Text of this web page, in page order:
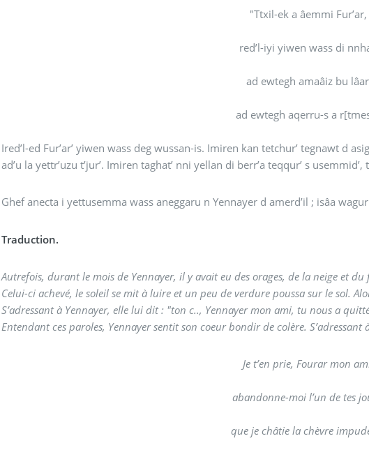
"Ttxil-ek a âemmi Fur’ar,
red’l-iyi yiwen wass di
ad ewtegh amaâiz bu
ad ewtegh aqerru-s a
Ired’l-ed Fur’ar’ yiwen wass deg wussan-is. Imiren kan tetchur’ tegnawt d
ad’u la yettr’uzu t’jur’. Imiren taghat’ nni yellan di berr’a teqqur’ s
Ghef anecta i yettusemma wass aneggaru n Yennayer d amerd’il ; isâa
Traduction.
Autrefois, durant le mois de Yennayer, il y avait eu des orages, de la neige et
Celui-ci achevé, le soleil se mit à luire et un peu de verdure poussa sur le sol.
S’adressant à Yennayer, elle lui dit : "ton c.., Yennayer mon ami, tu nous a
Entendant ces paroles, Yennayer sentit son coeur bondir de colère.
Je t’en prie, Fourar mon
abandonne-moi l’un de tes
que je châtie la chèvre